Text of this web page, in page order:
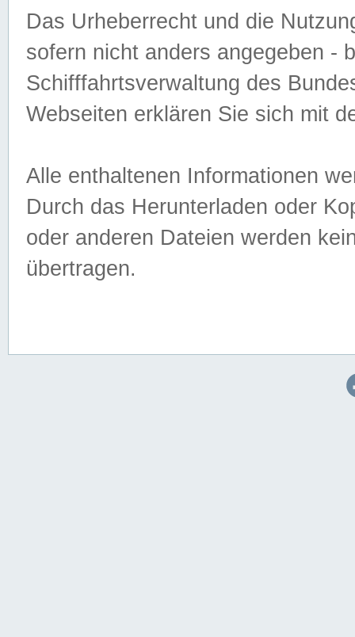
Das Urheberrecht und die
sofern nicht anders angegeben -
Schifffahrtsverwaltung des
Webseiten erklären Sie sich mit
Alle enthaltenen Informationen
Durch das Herunterladen oder
oder anderen Dateien werden
übertragen.